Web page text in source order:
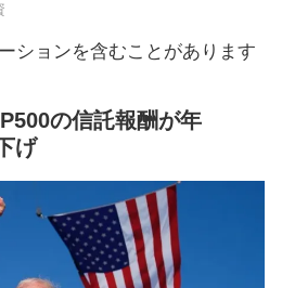
ションを含むことがあります
の信託報酬が年
げ